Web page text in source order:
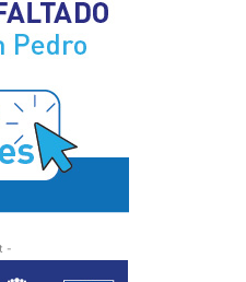
-